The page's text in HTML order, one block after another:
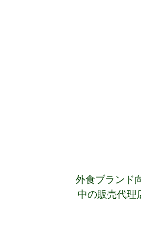
外食ブランド
中の販売代理